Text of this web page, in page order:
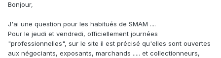
Bonjour,
J'ai une question pour les habitués de SMAM ....
Pour le jeudi et vendredi, officiellement journées
"professionnelles", sur le site il est précisé qu'elles sont ouvertes
aux négociants, exposants, marchands ..... et collectionneurs,